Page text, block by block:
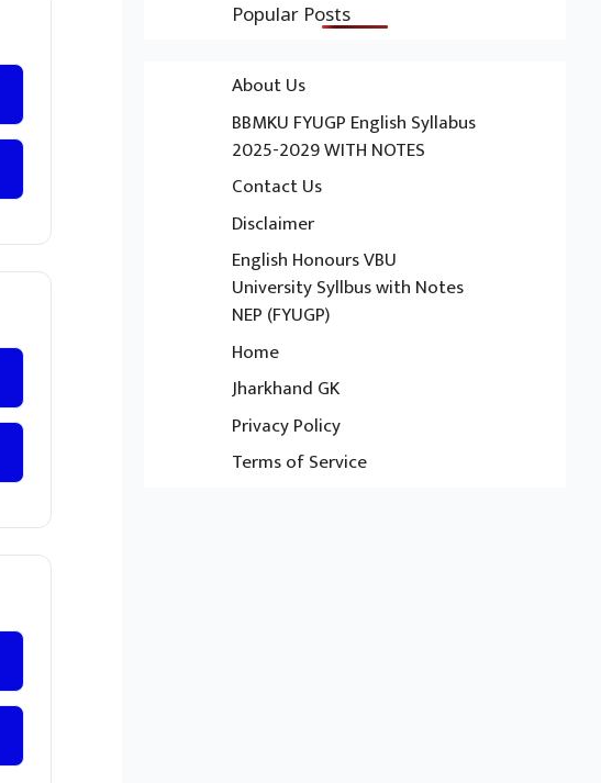
Popular Posts
About Us
BBMKU FYUGP English Syllabus
2025-2029 WITH NOTES
Contact Us
Disclaimer
English Honours VBU
University Syllbus with Notes
NEP (FYUGP)
Home
Jharkhand GK
Privacy Policy
Terms of Service